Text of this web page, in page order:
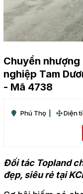
Chuyển
nghiệp Tam
- Mã 4738
Phú Thọ Diện
Đối tác Topland
đẹp, siêu rẻ tại